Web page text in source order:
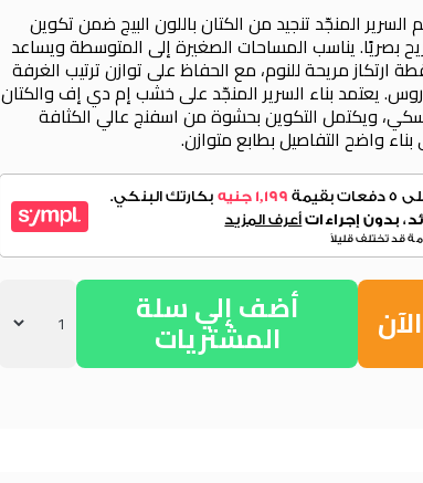
المنجّد تنجيد من الكتان باللون البيج ضمن تكوين
بصريًا. يناسب المساحات الصغيرة إلى المتوسطة ويساعد
ارتكاز مريحة للنوم، مع الحفاظ على توازن ترتيب الغرفة
يعتمد بناء السرير المنجّد على خشب إم دي إف والكتان
ويكتمل التكوين بحشوة من اسفنج عالي الكثافة
واضح التفاصيل بطابع متوازن.
أضف إلي سلة
المشتريات